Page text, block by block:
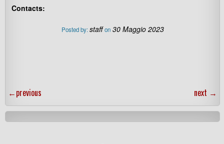
Contacts:
Posted by:staff on 30 Maggio 2023
←previous next →